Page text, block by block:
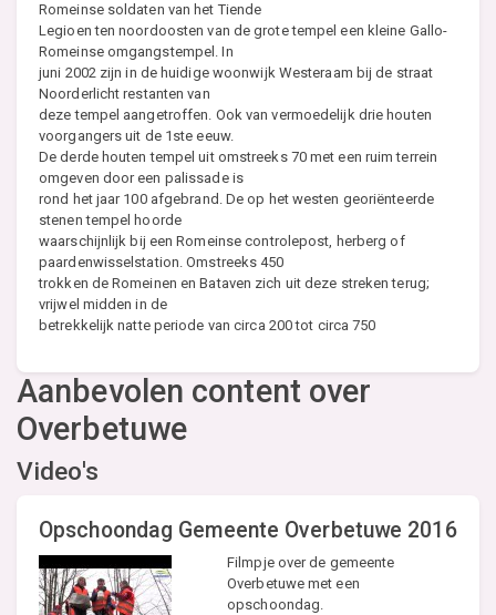
Romeinse soldaten van het Tiende
Legioen ten noordoosten van de grote tempel een kleine Gallo-
Romeinse omgangstempel. In
juni 2002 zijn in de huidige woonwijk Westeraam bij de straat
Noorderlicht restanten van
deze tempel aangetroffen. Ook van vermoedelijk drie houten
voorgangers uit de 1ste eeuw.
De derde houten tempel uit omstreeks 70 met een ruim terrein
omgeven door een palissade is
rond het jaar 100 afgebrand. De op het westen georiënteerde
stenen tempel hoorde
waarschijnlijk bij een Romeinse controlepost, herberg of
paardenwisselstation. Omstreeks 450
trokken de Romeinen en Bataven zich uit deze streken terug;
vrijwel midden in de
betrekkelijk natte periode van circa 200 tot circa 750
Aanbevolen content over
Overbetuwe
Video's
Opschoondag Gemeente Overbetuwe 2016
Filmpje over de gemeente
Overbetuwe met een
opschoondag.